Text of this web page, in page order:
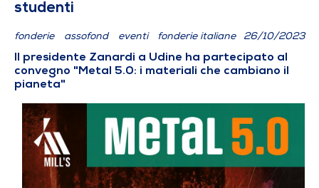
studenti
fonderie assofond eventi fonderie italiane 26/10/2023
Il presidente Zanardi a Udine ha partecipato al
convegno "Metal 5.0: i materiali che cambiano il
pianeta"